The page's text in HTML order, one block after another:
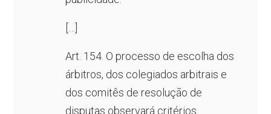
Art. 154. O processo de escolha dos
árbitros, dos colegiados arbitrais e
dos comitês de resolução de
disputas observará critérios